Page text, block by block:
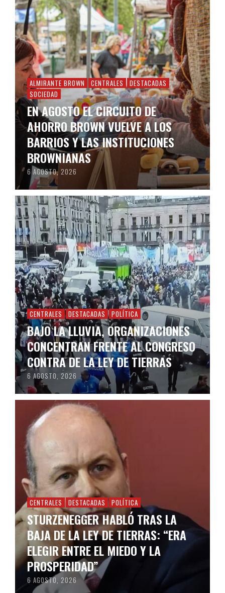
ALMIRANTE BROWN CENTRALES
DESTACADAS
SOCIEDAD
EN AGOSTO EL CIRCUITO DE
AHORRO BROWN VUELVE A LOS
BARRIOS Y LAS INSTITUCIONES
BROWNIANAS
6 AGOSTO, 2026
CENTRALES DESTACADAS POLÍTICA
BAJO LA LLUVIA, ORGANIZACIONES
CONCENTRAN FRENTE AL CONGRESO
CONTRA DE LA LEY DE TIERRAS
6 AGOSTO, 2026
CENTRALES DESTACADAS POLÍTICA
STURZENEGGER HABLÓ TRAS LA
BAJA DE LA LEY DE TIERRAS: “ERA
ELEGIR ENTRE EL MIEDO Y LA
PROSPERIDAD”
6 AGOSTO, 2026